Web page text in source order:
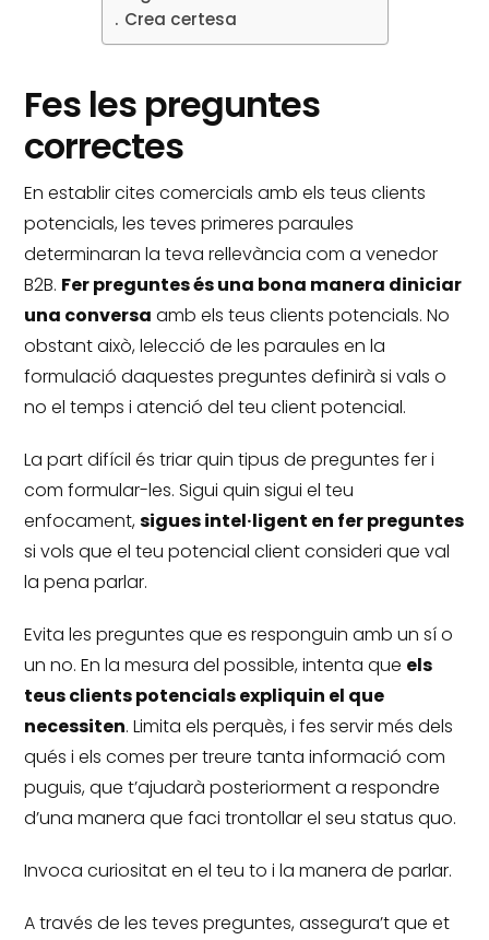
Crea certesa
Fes les preguntes
correctes
En establir cites comercials amb els teus clients
potencials, les teves primeres paraules
determinaran la teva rellevància com a venedor
B2B. Fer preguntes és una bona manera diniciar
una conversa amb els teus clients potencials.No
obstant això, lelecció de les paraules en la
formulació daquestes preguntes definirà si vals o
no el temps i atenció del teu client potencial.
La part difícil és triar quin tipus de preguntes fer i
com formular-les.Sigui quin sigui el teu
enfocament,sigues intel·ligent en fer preguntes
si vols que el teu potencial client consideri que val
la pena parlar.
Evita les preguntes que es responguin amb un sí o
un no.En la mesura del possible, intenta que els
teus clients potencials expliquin el que
necessiten.Limita els perquès, i fes servir més dels
qués i els comes per treure tanta informació com
puguis, que t’ajudarà posteriorment a respondre
d’una manera que faci trontollar el seu status quo.
Invoca curiositat en el teu to i la manera de parlar.
A través de les teves preguntes, assegura’t que et